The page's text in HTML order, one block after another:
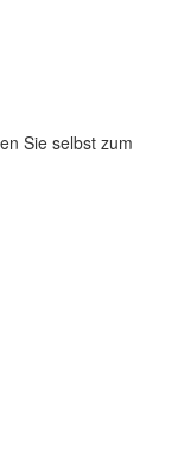
Sie selbst zum